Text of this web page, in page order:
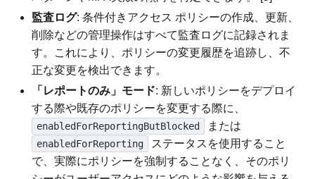
監査ログ: 条件付きアクセス ポリシーの作成、更新、
削除などの管理操作はすべて監査ログに記録されま
す。これにより、ポリシーの変更履歴を追跡し、不
正な変更を検出できます。
「レポートのみ」モード: 新しいポリシーをデプロイ
する際や既存のポリシーを変更する際に、
enabledForReportingButBlocked または
enabledForReporting
ステータスを使用すること
で、実際にポリシーを強制することなく、そのポリ